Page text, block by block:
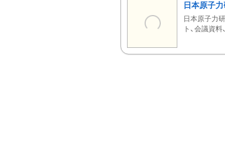
日本原子
日本原子力
ト、会議資